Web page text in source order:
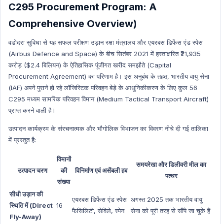
Art & Culture Hindi
NATIONAL HINDI
World Economy
Indian Polity
Indian Polity Hindi
Defense Technology
Defense Technology Hindi
Daily Current Affairs
International organization
International organization Hindi
New Appointment
C295 Procurement Program: A
Comprehensive Overview)
वडोदरा सुविधा से यह सफल परीक्षण उड़ान रक्षा मंत्रालय और एयरबस डिफेंस एंड स्पेस
(Airbus Defence and Space) के बीच सितंबर 2021 में हस्ताक्षरित ₹21,935
करोड़ ($2.4 बिलियन) के ऐतिहासिक पूंजीगत खरीद समझौते (Capital
Procurement Agreement) का परिणाम है। इस अनुबंध के तहत, भारतीय वायु सेना
(IAF) अपने पुराने हो रहे लॉजिस्टिक परिवहन बेड़े के आधुनिकीकरण के लिए कुल 56
C295 मध्यम सामरिक परिवहन विमान (Medium Tactical Transport Aircraft)
प्राप्त करने वाली है।
उत्पादन कार्यक्रम के संरचनात्मक और भौगोलिक विभाजन का विवरण नीचे दी गई तालिका
में प्रस्तुत है:
उत्पादन चरण
विमानों
की
संख्या
विनिर्माण एवं असेंबली हब
समयरेखा और डिलीवरी मील का
पत्थर
सीधी उड़ान की
स्थिति में (Direct
Fly-Away)
16
एयरबस डिफेंस एंड स्पेस
फैसिलिटी, सेविले, स्पेन
अगस्त 2025 तक भारतीय वायु
सेना को पूरी तरह से सौंपे जा चुके हैं